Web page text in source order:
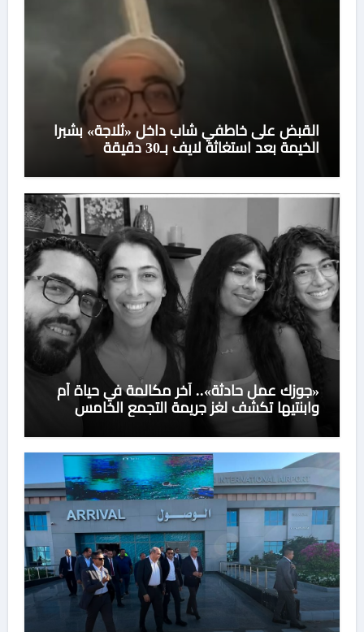
القبض على خاطفي شاب داخل «ثلاجة» بشبرا
الخيمة بعد استغاثة لايف بـ30 دقيقة
«جوزك عمل حادثة».. آخر مكالمة في حياة أم
وابنتيها تكشف لغز جريمة التجمع الخامس